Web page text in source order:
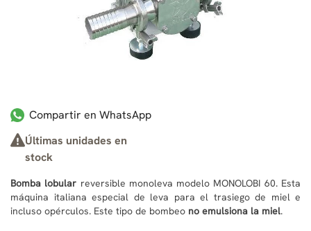
Compartir en WhatsApp
Últimas unidades en
stock
Bomba lobular reversible monoleva modelo MONOLOBI 60. Esta
máquina italiana especial de leva para el trasiego de miel e
incluso opérculos. Este tipo de bombeo no emulsiona la miel.